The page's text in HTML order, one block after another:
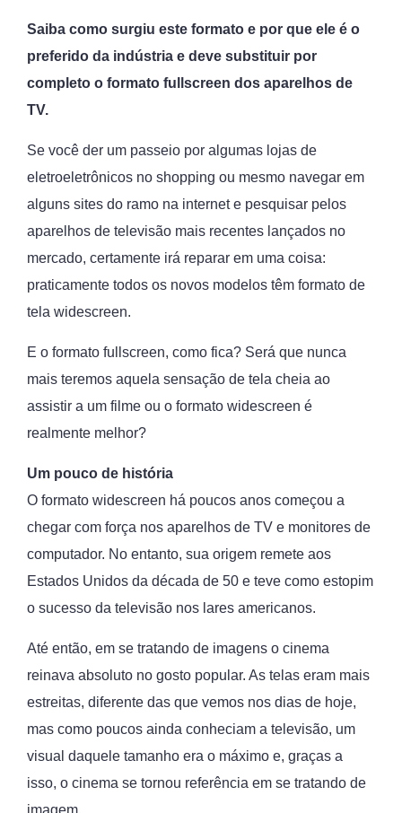
Saiba como surgiu este formato e por que ele é o
preferido da indústria e deve substituir por
completo o formato fullscreen dos aparelhos de
TV.
Se você der um passeio por algumas lojas de
eletroeletrônicos no shopping ou mesmo navegar em
alguns sites do ramo na internet e pesquisar pelos
aparelhos de televisão mais recentes lançados no
mercado, certamente irá reparar em uma coisa:
praticamente todos os novos modelos têm formato de
tela widescreen.
E o formato fullscreen, como fica? Será que nunca
mais teremos aquela sensação de tela cheia ao
assistir a um filme ou o formato widescreen é
realmente melhor?
Um pouco de história
O formato widescreen há poucos anos começou a
chegar com força nos aparelhos de TV e monitores de
computador. No entanto, sua origem remete aos
Estados Unidos da década de 50 e teve como estopim
o sucesso da televisão nos lares americanos.
Até então, em se tratando de imagens o cinema
reinava absoluto no gosto popular. As telas eram mais
estreitas, diferente das que vemos nos dias de hoje,
mas como poucos ainda conheciam a televisão, um
visual daquele tamanho era o máximo e, graças a
isso, o cinema se tornou referência em se tratando de
imagem.